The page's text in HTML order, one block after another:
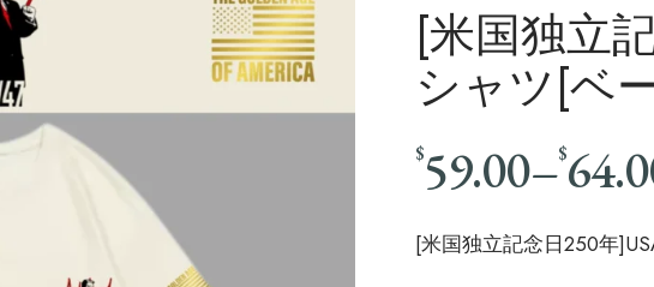
[米国独立
シャツ[ベ
$59.00–$
[米国独立記念日250年